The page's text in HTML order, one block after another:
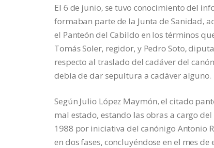
El 6 de junio, se tuvo conocimiento del
formaban parte de la Junta de Sanidad,
el Panteón del Cabildo en los términos
Tomás Soler, regidor, y Pedro Soto,
respecto al traslado del cadáver del
debía de dar sepultura a cadáver alguno.
Según Julio López Maymón, el citado
mal estado, estando las obras a cargo
1988 por iniciativa del canónigo Antonio
en dos fases, concluyéndose en el mes de